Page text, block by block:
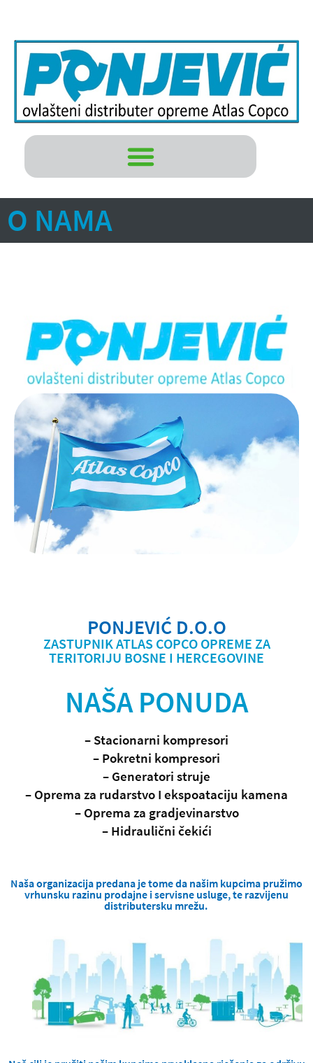
O NAMA
PONJEVIĆ D.O.O
ZASTUPNIK ATLAS COPCO OPREME ZA
TERITORIJU BOSNE I HERCEGOVINE
NAŠA PONUDA
– Stacionarni kompresori
– Pokretni kompresori
– Generatori struje
– Oprema za rudarstvo I ekspoataciju kamena
– Oprema za gradjevinarstvo
– Hidraulični čekići
Naša organizacija predana je tome da našim kupcima pružimo
vrhunsku razinu prodajne i servisne usluge, te razvijenu
distributersku mrežu.